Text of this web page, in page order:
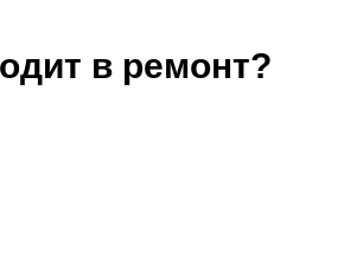
в ремонт?